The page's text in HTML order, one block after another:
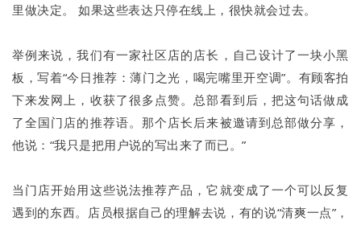
里做决定。 如果这些表达只停在线上，很快就会过去。
举例来说，我们有一家社区店的店长，自己设计了一块小黑
板，写着“今日推荐：薄门之光，喝完嘴里开空调”。有顾客拍
下来发网上，收获了很多点赞。总部看到后，把这句话做成
了全国门店的推荐语。那个店长后来被邀请到总部做分享，
他说：“我只是把用户说的写出来了而已。”
当门店开始用这些说法推荐产品，它就变成了一个可以反复
遇到的东西。店员根据自己的理解去说，有的说“清爽一点”，